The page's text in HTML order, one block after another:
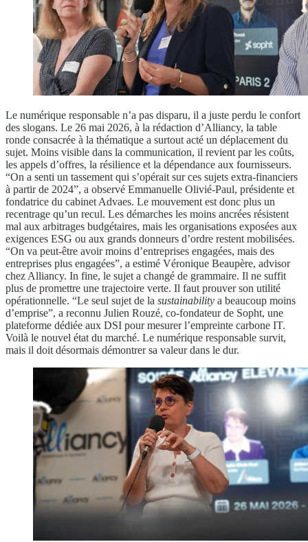
Le numérique responsable n’a pas disparu, il a juste perdu le confort
des slogans. Le 26 mai 2026, à la rédaction d’Alliancy, la table
ronde consacrée à la thématique a surtout acté un déplacement du
sujet. Moins visible dans la communication, il revient par les coûts,
les appels d’offres, la résilience et la dépendance aux fournisseurs.
“On a senti un tassement qui s’opérait sur ces sujets extra-financiers
à partir de 2024”, a observé Emmanuelle Olivié-Paul, présidente et
fondatrice du cabinet Advaes. Le mouvement est donc plus un
recentrage qu’un recul. Les démarches les moins ancrées résistent
mal aux arbitrages budgétaires, mais les organisations exposées aux
exigences ESG ou aux grands donneurs d’ordre restent mobilisées.
“On va peut-être avoir moins d’entreprises engagées, mais des
entreprises plus engagées”, a estimé Véronique Beaupère, advisor
chez Alliancy. In fine, le sujet a changé de grammaire. Il ne suffit
plus de promettre une trajectoire verte. Il faut prouver son utilité
opérationnelle. “Le seul sujet de la sustainability a beaucoup moins
d’emprise”, a reconnu Julien Rouzé, co-fondateur de Sopht, une
plateforme dédiée aux DSI pour mesurer l’empreinte carbone IT.
Voilà le nouvel état du marché. Le numérique responsable survit,
mais il doit désormais démontrer sa valeur dans le dur.